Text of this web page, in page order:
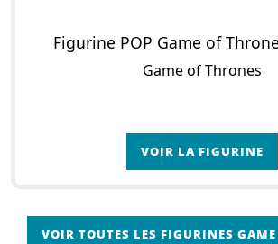
Figurine POP Game of
Game of Thrones
VOIR LA FIGURINE
VOIR TOUTES LES FIGURINES GAME